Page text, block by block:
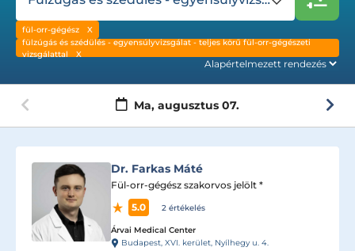
fül-orr-gégész
fülzúgás és szédülés - egyensúlyvizsgálat - teljes körű fül-orr-gégészeti
vizsgálattal
Ma, augusztus 07.
Dr. Farkas Máté
Fül-orr-gégész szakorvos jelölt *
5.0
2 értékelés
Árvai Medical Center
Budapest, XVI. kerület, Nyílhegy u. 4.